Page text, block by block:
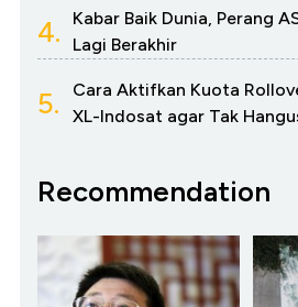
4.
Kabar Baik Dunia, Perang
Lagi Berakhir
5.
Cara Aktifkan Kuota
XL-Indosat agar Tak
Recommendation